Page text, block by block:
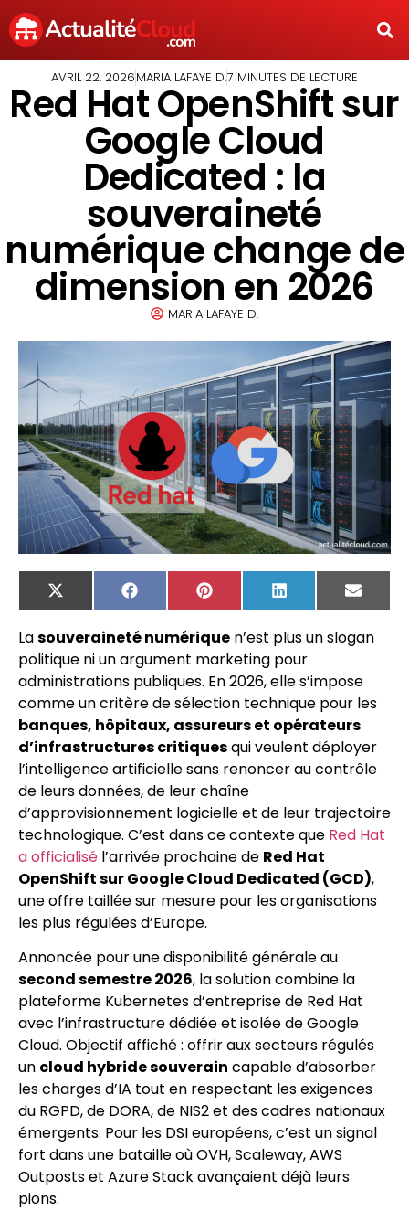
AVRIL 22, 2026MARIA LAFAYE D.7 MINUTES DE LECTURE
Red Hat OpenShift sur
Google Cloud
Dedicated : la
souveraineté
numérique change de
dimension en 2026
MARIA LAFAYE D.
X
(Twitter)
FacebookPinterest LinkedIn
Email
Lasouveraineté numérique n’est plus un slogan
politique ni un argument marketing pour
administrations publiques. En 2026, elle s’impose
comme un critère de sélection technique pour les
banques, hôpitaux, assureurs et opérateurs
d’infrastructures critiquesqui veulent déployer
l’intelligence artificielle sans renoncer au contrôle
de leurs données, de leur chaîne
d’approvisionnement logicielle et de leur trajectoire
technologique. C’est dans ce contexte que Red Hat
a officialisé l’arrivée prochaine de Red Hat
OpenShift sur Google Cloud Dedicated (GCD),
une offre taillée sur mesure pour les organisations
les plus régulées d’Europe.
Annoncée pour une disponibilité générale au
second semestre 2026, la solution combine la
plateforme Kubernetes d’entreprise de Red Hat
avec l’infrastructure dédiée et isolée de Google
Cloud. Objectif affiché : offrir aux secteurs régulés
un cloud hybride souverain capable d’absorber
les charges d’IA tout en respectant les exigences
du RGPD, de DORA, de NIS2 et des cadres nationaux
émergents. Pour les DSI européens, c’est un signal
fort dans une bataille où OVH, Scaleway, AWS
Outposts et Azure Stack avançaient déjà leurs
pions.